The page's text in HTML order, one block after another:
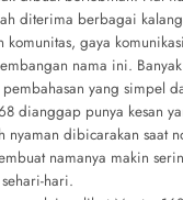
diterima berbagai
komunitas, gaya
nama ini.
yang simpel
dianggap punya kesan
nyaman dibicarakan saat
namanya makin
hari.